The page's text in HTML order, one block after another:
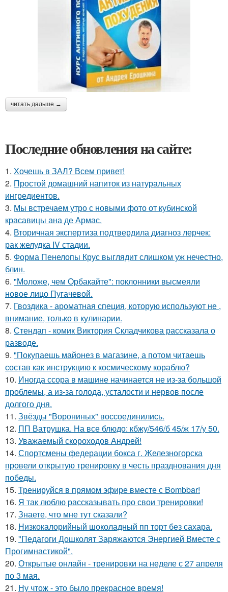
читать дальше →
Последние обновления на сайте:
1. Хочешь в ЗАЛ? Всем привет!
2. Простой домашний напиток из натуральных
ингредиентов.
3. Мы встречаем утро с новыми фото от кубинской
красавицы ана де Армас.
4. Вторичная экспертиза подтвердила диагноз лерчек:
рак желудка IV стадии.
5. Форма Пенелопы Крус выглядит слишком уж нечестно,
блин.
6. "Моложе, чем Орбакайте": поклонники высмеяли
новое лицо Пугачевой.
7. Гвоздика - ароматная специя, которую используют не ,
внимание, только в кулинарии.
8. Стендап - комик Виктория Складчикова рассказала о
разводе.
9. "Покупаешь майонез в магазине, а потом читаешь
состав как инструкцию к космическому кораблю?
10. Иногда ссора в машине начинается не из-за большой
проблемы, а из-за голода, усталости и нервов после
долгого дня.
11. Звёзды "Ворониных" воссоединились.
12. ПП Ватрушка. На все блюдо: кбжу/546/б 45/ж 17/у 50.
13. Уважаемый скороходов Андрей!
14. Спортсмены федерации бокса г. Железногорска
провели открытую тренировку в честь празднования дня
победы.
15. Тренируйся в прямом эфире вместе с Bombbar!
16. Я так люблю рассказывать про свои тренировки!
17. Знаете, что мне тут сказали?
18. Низкокалорийный шоколадный пп торт без сахара.
19. "Педагоги Дошколят Заряжаются Энергией Вместе с
Прогимнастикой".
20. Открытые онлайн - тренировки на неделе с 27 апреля
по 3 мая.
21. Ну чтож - это было прекрасное время!